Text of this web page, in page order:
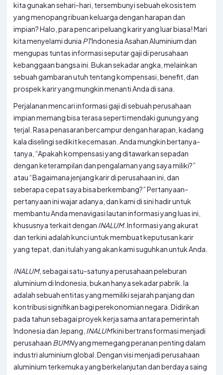
kita gunakan sehari-hari, tersembunyi sebuah ekosistem
yang menopang ribuan keluarga dengan harapan dan
impian? Halo, para pencari peluang karir yang luar biasa! Mari
kita menyelami dunia PTIndonesia Asahan Aluminium dan
mengupas tuntas informasi seputar gaji di perusahaan
kebanggaan bangsa ini. Bukan sekadar angka, melainkan
sebuah gambaran utuh tentang kompensasi, benefit, dan
prospek karir yang mungkin menanti Anda di sana.
Perjalanan mencari informasi gaji di sebuah perusahaan
impian memang bisa terasa seperti mendaki gunung yang
terjal. Rasa penasaran bercampur dengan harapan, kadang
kala diselingi sedikit kecemasan. Anda mungkin bertanya-
tanya, “Apakah kompensasi yang ditawarkan sepadan
dengan keterampilan dan pengalaman yang saya miliki?”
atau “Bagaimana jenjang karir di perusahaan ini, dan
seberapa cepat saya bisa berkembang?” Pertanyaan-
pertanyaan ini wajar adanya, dan kami di sini hadir untuk
membantu Anda menavigasi lautan informasi yang luas ini,
khususnya terkait dengan INALUM. Informasi yang akurat
dan terkini adalah kunci untuk membuat keputusan karir
yang tepat, dan itulah yang akan kami suguhkan untuk Anda.
INALUM, sebagai satu-satunya perusahaan peleburan
aluminium di Indonesia, bukan hanya sekadar pabrik. Ia
adalah sebuah entitas yang memiliki sejarah panjang dan
kontribusi signifikan bagi perekonomian negara. Didirikan
pada tahun sebagai proyek kerja sama antara pemerintah
Indonesia dan Jepang, INALUMkini bertransformasi menjadi
perusahaan BUMNyang memegang peranan penting dalam
industri aluminium global. Dengan visi menjadi perusahaan
aluminium terkemuka yang berkelanjutan dan berdaya saing